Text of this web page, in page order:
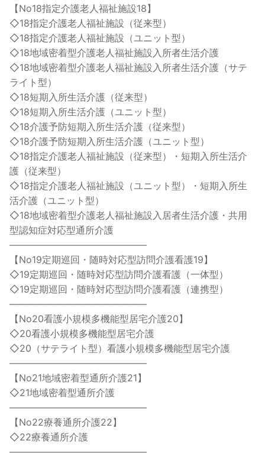
【No18指定介護老人福祉施設18】
◇18指定介護老人福祉施設（従来型）
◇18指定介護老人福祉施設（ユニット型）
◇18地域密着型介護老人福祉施設入所者生活介護
◇18地域密着型介護老人福祉施設入所者生活介護（サテ
ライト型）
◇18短期入所生活介護（従来型）
◇18短期入所生活介護（ユニット型）
◇18介護予防短期入所生活介護（従来型）
◇18介護予防短期入所生活介護（ユニット型）
◇18指定介護老人福祉施設（従来型）・短期入所生活介
護（従来型）
◇18指定介護老人福祉施設（ユニット型）・短期入所生
活介護（ユニット型）
◇18地域密着型介護老人福祉施設入居者生活介護・共用
型認知症対応型通所介護
——————————————–
【No19定期巡回・随時対応型訪問介護看護19】
◇19定期巡回・随時対応型訪問介護看護（一体型）
◇19定期巡回・随時対応型訪問介護看護（連携型）
——————————————–
【No20看護小規模多機能型居宅介護20】
◇20看護小規模多機能型居宅介護
◇20（サテライト型）看護小規模多機能型居宅介護
——————————————–
【No21地域密着型通所介護21】
◇21地域密着型通所介護
——————————————–
【No22療養通所介護22】
◇22療養通所介護
——————————————–